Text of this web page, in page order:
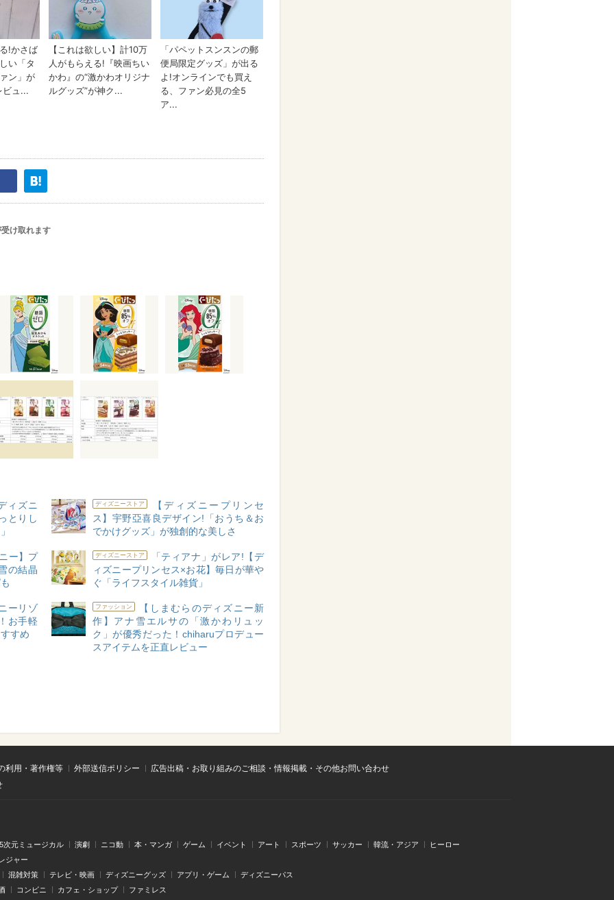
け取れます
ィズニ
とりし
ディズニーストア
【ディズニープリンセ
ス】宇野亞喜良デザイン!「おうち＆お
でかけグッズ」が独創的な美しさ
ー】プ
の結晶
ディズニーストア
「ティアナ」がレア!【デ
ィズニープリンセス×お花】毎日が華や
ぐ「ライフスタイル雑貨」
ーリゾ
お手軽
すめ
ファッション
【しまむらのディズニー新
作】アナ雪エルサの「激かわリュッ
ク」が優秀だった！chiharuプロデュー
スアイテムを正直レビュー
利用・著作権等 外部送信ポリシー
広告出稿・お取り組みのご相談・情報掲載・その他お問い合わせ
次元ミュージカル 演劇 ニコ動 本・マンガ ゲーム イベント アート スポーツ サッカー 韓流・アジア
ヒーロー
ジャー
混雑対策
テレビ・映画 ディズニーグッズ アプリ・ゲーム
ディズニーパス
コンビニ カフェ・ショップ ファミレス